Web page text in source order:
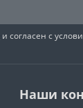
и согласен с
Наши